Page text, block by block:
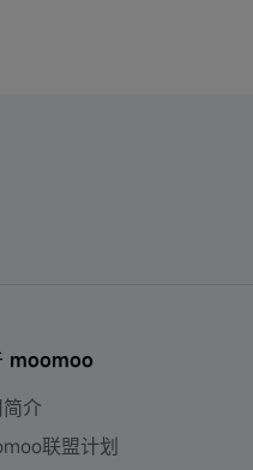
moomoo
介
联盟计划